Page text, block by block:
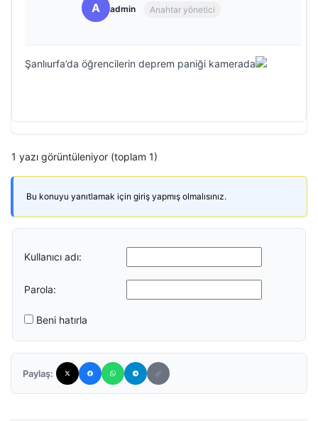
A admin Anahtar yönetici
Şanlıurfa’da öğrencilerin deprem paniği kamerada
1 yazı görüntüleniyor (toplam 1)
Bu konuyu yanıtlamak için giriş yapmış olmalısınız.
Kullanıcı adı:
Parola:
Beni hatırla
Paylaş: